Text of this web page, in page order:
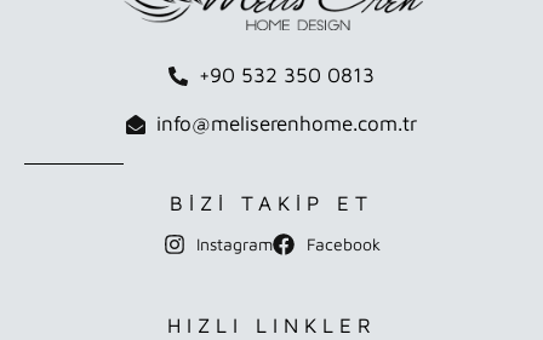
+90 532 350 0813
info@meliserenhome.com.tr
BİZİ TAKİP ET
Instagram Facebook
HIZLI LINKLER